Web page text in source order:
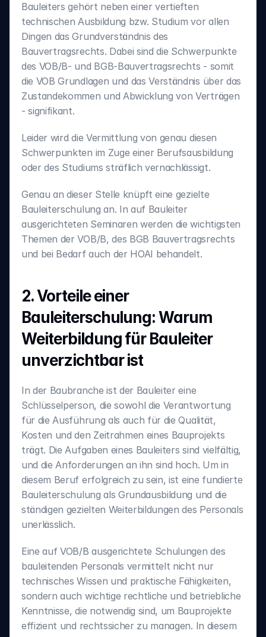
Bauleiters gehört neben einer vertieften
technischen Ausbildung bzw. Studium vor allen
Dingen das Grundverständnis des
Bauvertragsrechts. Dabei sind die Schwerpunkte
des VOB/B- und BGB-Bauvertragsrechts - somit
die VOB Grundlagen und das Verständnis über das
Zustandekommen und Abwicklung von Verträgen
- signifikant.
Leider wird die Vermittlung von genau diesen
Schwerpunkten im Zuge einer Berufsausbildung
oder des Studiums sträflich vernachlässigt.
Genau an dieser Stelle knüpft eine gezielte
Bauleiterschulung an. In auf Bauleiter
ausgerichteten Seminaren werden die wichtigsten
Themen der VOB/B, des BGB Bauvertragsrechts
und bei Bedarf auch der HOAI behandelt.
2. Vorteile einer
Bauleiterschulung: Warum
Weiterbildung für Bauleiter
unverzichtbar ist
In der Baubranche ist der Bauleiter eine
Schlüsselperson, die sowohl die Verantwortung
für die Ausführung als auch für die Qualität,
Kosten und den Zeitrahmen eines Bauprojekts
trägt. Die Aufgaben eines Bauleiters sind vielfältig,
und die Anforderungen an ihn sind hoch. Um in
diesem Beruf erfolgreich zu sein, ist eine fundierte
Bauleiterschulung als Grundausbildung und die
ständigen gezielten Weiterbildungen des Personals
unerlässlich.
Eine auf VOB/B ausgerichtete Schulungen des
bauleitenden Personals vermittelt nicht nur
technisches Wissen und praktische Fähigkeiten,
sondern auch wichtige rechtliche und betriebliche
Kenntnisse, die notwendig sind, um Bauprojekte
effizient und rechtssicher zu managen. In diesem